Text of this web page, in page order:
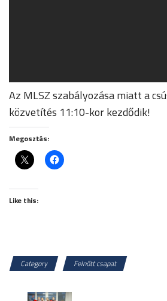
Az MLSZ szabályozása miatt a
közvetítés 11:10-kor kezdődik!
Megosztás:
Like this:
Category Felnőtt csapat